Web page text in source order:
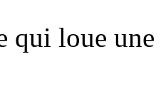
qui loue